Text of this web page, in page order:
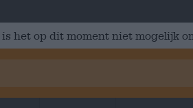
het op dit moment niet mogelijk